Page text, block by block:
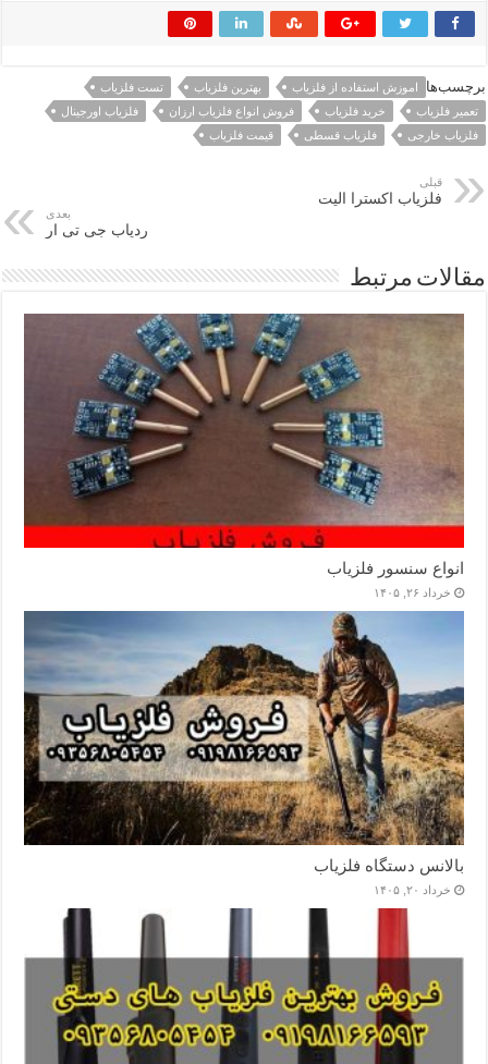
برچسب‌ها اموزش استفاده از فلزیاب بهترین فلزیاب
تست فلزیاب
تعمیر فلزیاب
خرید فلزیاب فروش انواع فلزیاب ارزان
فلزیاب اورجینال
فلزیاب خارجی
فلزیاب قسطی قیمت فلزیاب
قبلی
فلزیاب اکسترا الیت
بعدی
ردیاب جی تی ار
مقالات مرتبط
انواع سنسور فلزیاب
خرداد ۲۶, ۱۴۰۵
بالانس دستگاه فلزیاب
خرداد ۲۰, ۱۴۰۵